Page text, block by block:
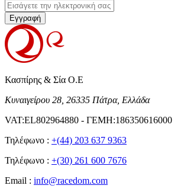
Εγγραφή
Κασπίρης & Σία Ο.Ε
Κυναιγείρου 28, 26335 Πάτρα, Ελλάδα
VAT:EL802964880 - ΓΕΜΗ:186350616000
Τηλέφωνο : +(44) 203 637 9363
Τηλέφωνο : +(30) 261 600 7676
Email : info@racedom.com